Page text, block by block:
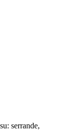
serrande,